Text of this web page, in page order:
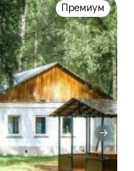
Премиум